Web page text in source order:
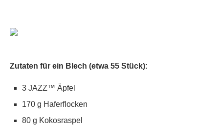
Zutaten für ein Blech (etwa 55 Stück):
3 JAZZ™ Äpfel
170 g Haferflocken
80 g Kokosraspel